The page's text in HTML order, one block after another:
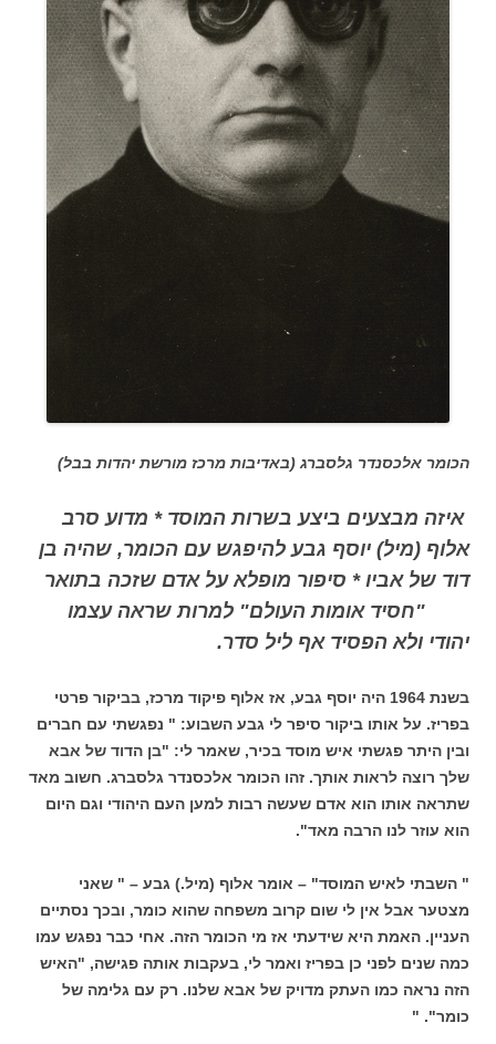
הכומר אלכסנדר גלסברג (באדיבות מרכז מורשת יהדות בבל)
איזה מבצעים ביצע בשרות המוסד * מדוע סרב
אלוף (מיל) יוסף גבע להיפגש עם הכומר, שהיה בן
דוד של אביו * סיפור מופלא על אדם שזכה בתואר
"חסיד אומות העולם" למרות שראה עצמו
יהודי ולא הפסיד אף ליל סדר.
בשנת 1964 היה יוסף גבע, אז אלוף פיקוד מרכז, בביקור פרטי
בפריז. על אותו ביקור סיפר לי גבע השבוע: " נפגשתי עם חברים
ובין היתר פגשתי איש מוסד בכיר, שאמר לי: "בן הדוד של אבא
שלך רוצה לראות אותך. זהו הכומר אלכסנדר גלסברג. חשוב מאד
שתראה אותו הוא אדם שעשה רבות למען העם היהודי וגם היום
הוא עוזר לנו הרבה מאד".
" השבתי לאיש המוסד" – אומר אלוף (מיל.) גבע – " שאני
מצטער אבל אין לי שום קרוב משפחה שהוא כומר, ובכך נסתיים
העניין. האמת היא שידעתי אז מי הכומר הזה. אחי כבר נפגש עמו
כמה שנים לפני כן בפריז ואמר לי, בעקבות אותה פגישה, "האיש
הזה נראה כמו העתק מדויק של אבא שלנו. רק עם גלימה של
כומר". "